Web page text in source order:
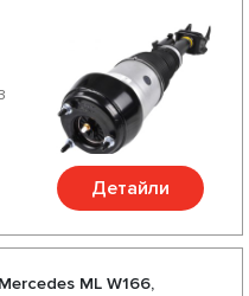
Детайли
ML W166,